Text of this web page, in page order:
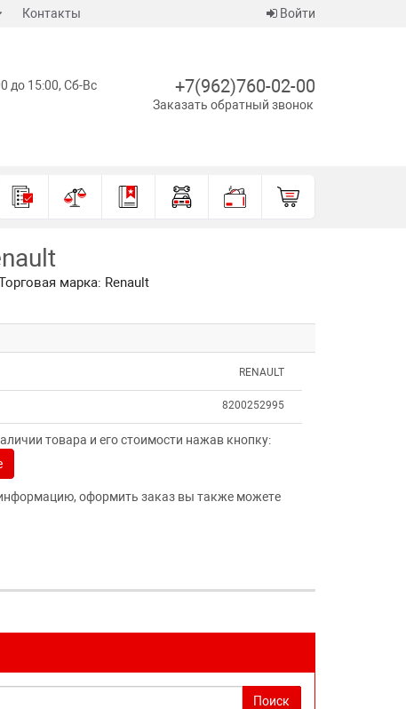
Контакты Войти
до 15:00, Сб-Вс
+7(962)760-02-00
Заказать обратный звонок
марка: Renault
RENAULT
8200252995
товара и его стоимости нажав кнопку:
оформить заказ вы также можете
Поиск